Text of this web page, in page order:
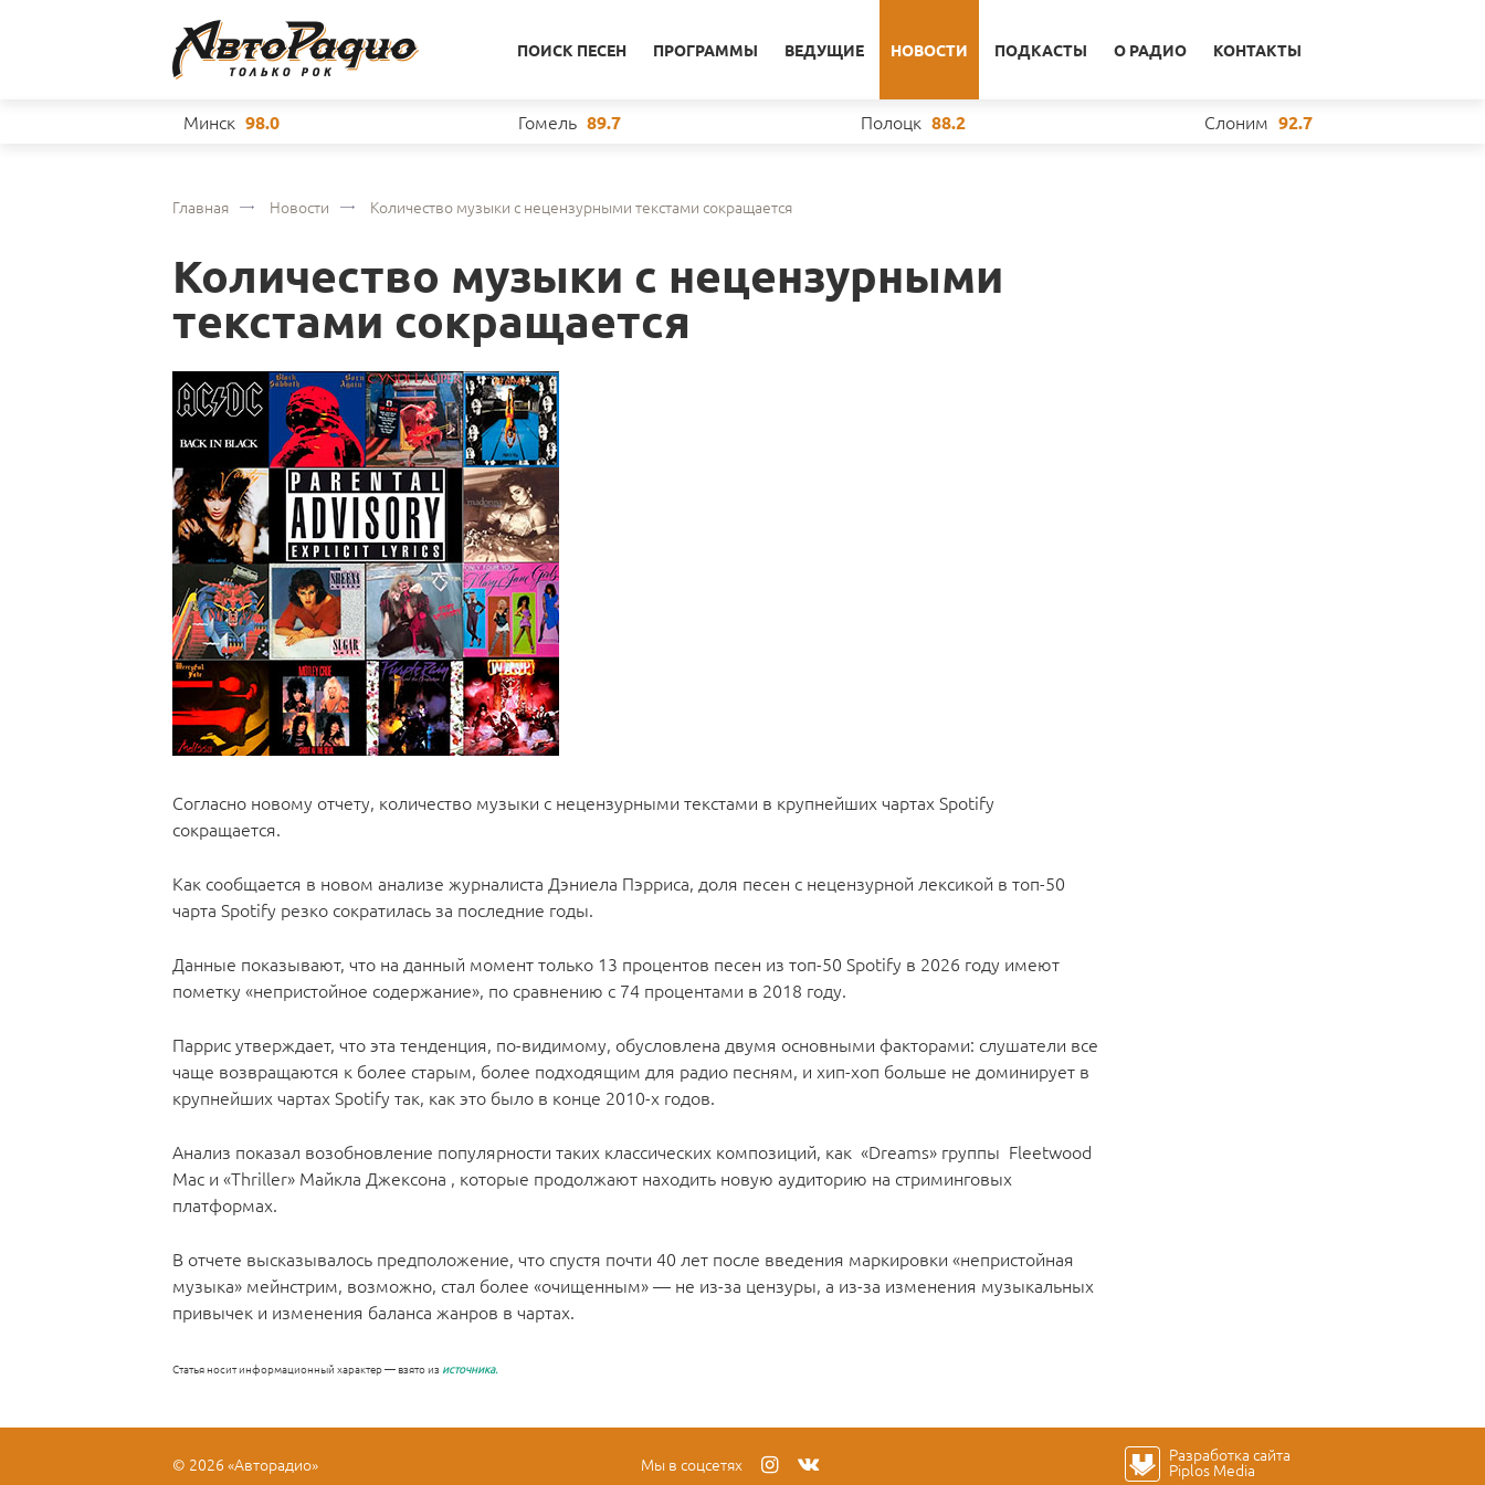
ПОИСК ПЕСЕН ПРОГРАММЫ ВЕДУЩИЕ НОВОСТИ ПОДКАСТЫ О РАДИО КОНТАКТЫ
Минск 98.0 Гомель 89.7 Полоцк 88.2 Слоним 92.7
Главная Новости Количество музыки с нецензурными текстами сокращается
Количество музыки с нецензурными
текстами сокращается
Согласно новому отчету, количество музыки с нецензурными текстами в крупнейших чартах Spotify
сокращается.
Как сообщается в новом анализе журналиста Дэниела Пэрриса, доля песен с нецензурной лексикой в ​​топ-50
чарта Spotify резко сократилась за последние годы.
Данные показывают, что на данный момент только 13 процентов песен из топ-50 Spotify в 2026 году имеют
пометку «непристойное содержание», по сравнению с 74 процентами в 2018 году.
Паррис утверждает, что эта тенденция, по-видимому, обусловлена ​​двумя основными факторами: слушатели все
чаще возвращаются к более старым, более подходящим для радио песням, и хип-хоп больше не доминирует в
крупнейших чартах Spotify так, как это было в конце 2010-х годов.
Анализ показал возобновление популярности таких классических композиций, как «Dreams» группы Fleetwood
Mac и «Thriller» Майкла Джексона , которые продолжают находить новую аудиторию на стриминговых
платформах.
В отчете высказывалось предположение, что спустя почти 40 лет после введения маркировки «непристойная
музыка» мейнстрим, возможно, стал более «очищенным» — не из-за цензуры, а из-за изменения музыкальных
привычек и изменения баланса жанров в чартах.
Статья носит информационный характер — взято из источника.
© 2026 «Авторадио» Мы в соцсетях Разработка сайта
Piplos Media